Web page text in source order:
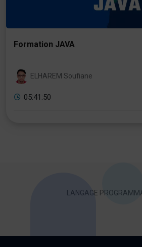
Formation JAVA
ELHAREM Soufiane
05:41:50
LANGAGE